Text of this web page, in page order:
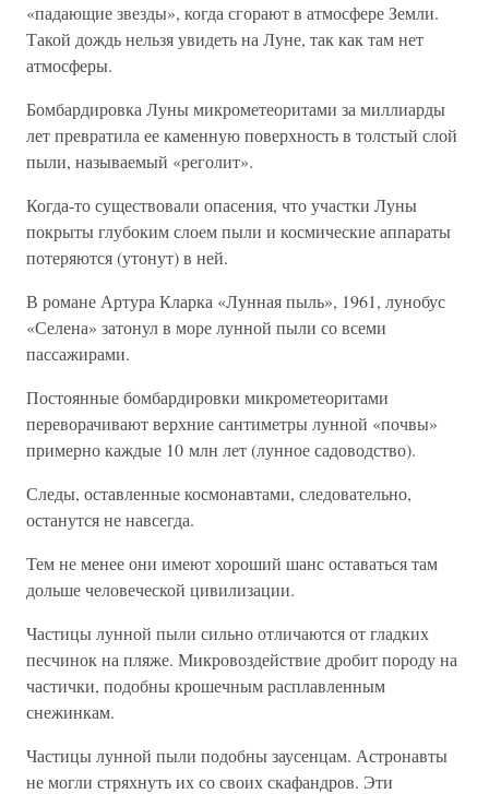
«падающие звезды», когда сгорают в атмосфере Земли.
Такой дождь нельзя увидеть на Луне, так как там нет
атмосферы.
Бомбардировка Луны микрометеоритами за миллиарды
лет превратила ее каменную поверхность в толстый слой
пыли, называемый «реголит».
Когда-то существовали опасения, что участки Луны
покрыты глубоким слоем пыли и космические аппараты
потеряются (утонут) в ней.
В романе Артура Кларка «Лунная пыль», 1961, лунобус
«Селена» затонул в море лунной пыли со всеми
пассажирами.
Постоянные бомбардировки микрометеоритами
переворачивают верхние сантиметры лунной «почвы»
примерно каждые 10 млн лет (лунное садоводство).
Следы, оставленные космонавтами, следовательно,
останутся не навсегда.
Тем не менее они имеют хороший шанс оставаться там
дольше человеческой цивилизации.
Частицы лунной пыли сильно отличаются от гладких
песчинок на пляже. Микровоздействие дробит породу на
частички, подобны крошечным расплавленным
снежинкам.
Частицы лунной пыли подобны заусенцам. Астронавты
не могли стряхнуть их со своих скафандров. Эти